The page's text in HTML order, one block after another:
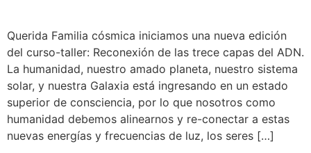
Querida Familia cósmica iniciamos una nueva edición
del curso-taller: Reconexión de las trece capas del ADN.
La humanidad, nuestro amado planeta, nuestro sistema
solar, y nuestra Galaxia está ingresando en un estado
superior de consciencia, por lo que nosotros como
humanidad debemos alinearnos y re-conectar a estas
nuevas energías y frecuencias de luz, los seres […]